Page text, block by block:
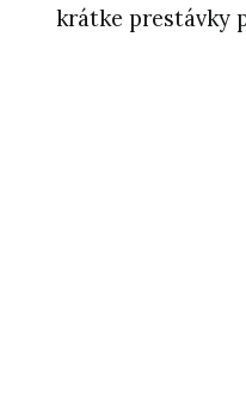
krátke prestávky